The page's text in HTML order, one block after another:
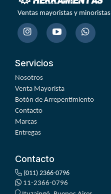
Ventas mayoristas y minoristas
Servicios
Nosotros
Venta Mayorista
Botón de Arrepentimiento
Contacto
Marcas
Entregas
Contacto
(011) 2366-0796
11-2366-0796